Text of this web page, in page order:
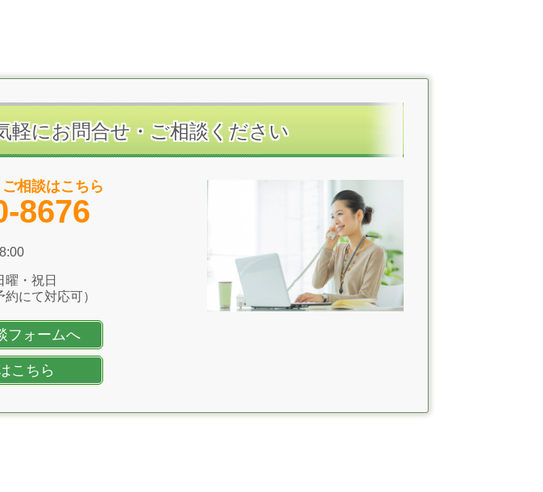
軽にお問合せ・ご相談ください
相談はこちら
8676
曜・祝日
約にて対応可）
フォームへ
こちら